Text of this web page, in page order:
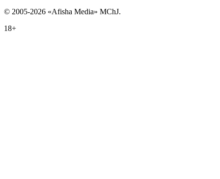
© 2005-2026 «Afisha Media» MChJ.
18+